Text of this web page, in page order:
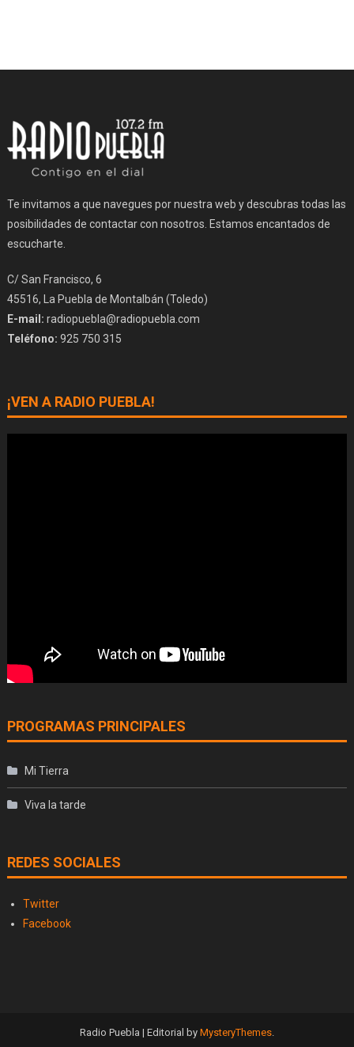
Te invitamos a que navegues por nuestra web y descubras todas las
posibilidades de contactar con nosotros. Estamos encantados de
escucharte.
C/ San Francisco, 6
45516, La Puebla de Montalbán (Toledo)
E-mail: radiopuebla@radiopuebla.com
Teléfono: 925 750 315
¡VEN A RADIO PUEBLA!
PROGRAMAS PRINCIPALES
Mi Tierra
Viva la tarde
REDES SOCIALES
Twitter
Facebook
Radio Puebla | Editorial by MysteryThemes.